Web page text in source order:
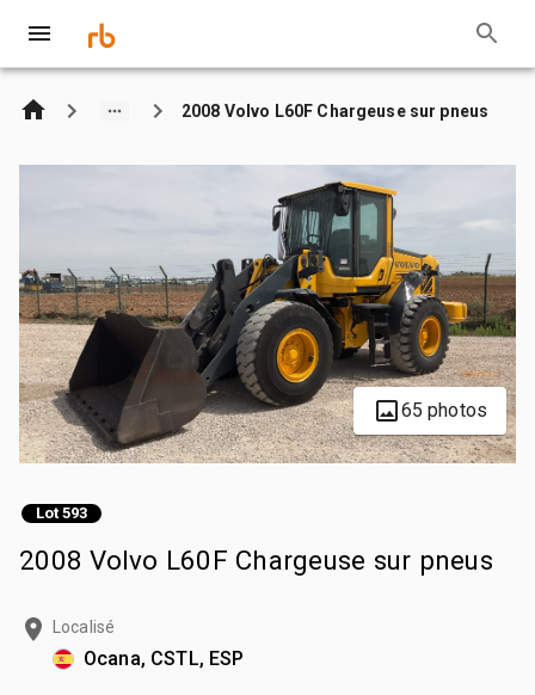
2008 Volvo L60F Chargeuse sur pneus
65 photos
Lot 593
2008 Volvo L60F Chargeuse sur pneus
Localisé
Ocana, CSTL, ESP